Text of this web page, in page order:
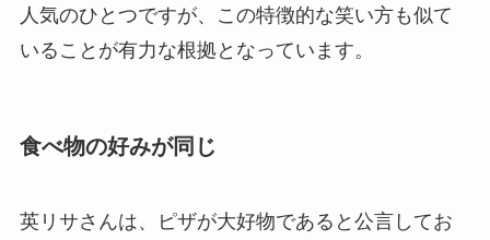
人気のひとつですが、この特徴的な笑い方も似て
いることが有力な根拠となっています。
食べ物の好みが同じ
英リサさんは、ピザが大好物であると公言してお